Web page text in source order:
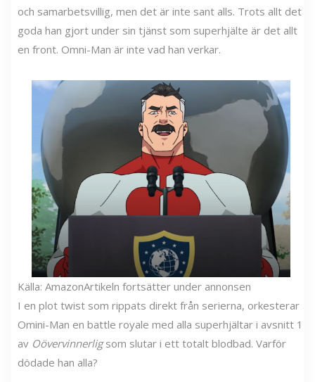
och samarbetsvillig, men det är inte sant alls. Trots allt det
goda han gjort under sin tjänst som superhjälte är det allt
en front. Omni-Man är inte vad han verkar.
Källa: AmazonArtikeln fortsätter under annonsen
I en plot twist som rippats direkt från serierna, orkesterar
Omini-Man en battle royale med alla superhjältar i avsnitt 1
av Oövervinnerligsom slutar i ett totalt blodbad. Varför
dödade han alla?